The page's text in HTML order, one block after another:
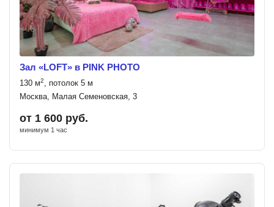
Зал «LOFT» в PINK PHOTO
130 м2, потолок 5 м
Москва, Малая Семеновская, 3
от 1 600 руб.
минимум 1 час